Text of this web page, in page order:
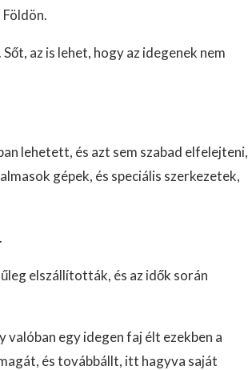
az is lehet, hogy az idegenek nem
lehetett, és azt sem szabad elfelejteni,
gépek, és speciális szerkezetek,
elszállították, és az idők során
valóban egy idegen faj élt ezekben a
és továbbállt, itt hagyva saját